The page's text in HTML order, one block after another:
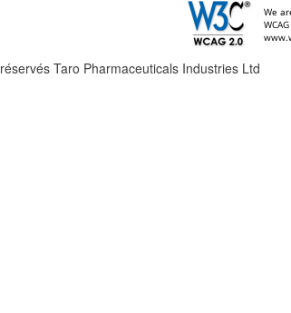
Taro Pharmaceuticals Industries Ltd